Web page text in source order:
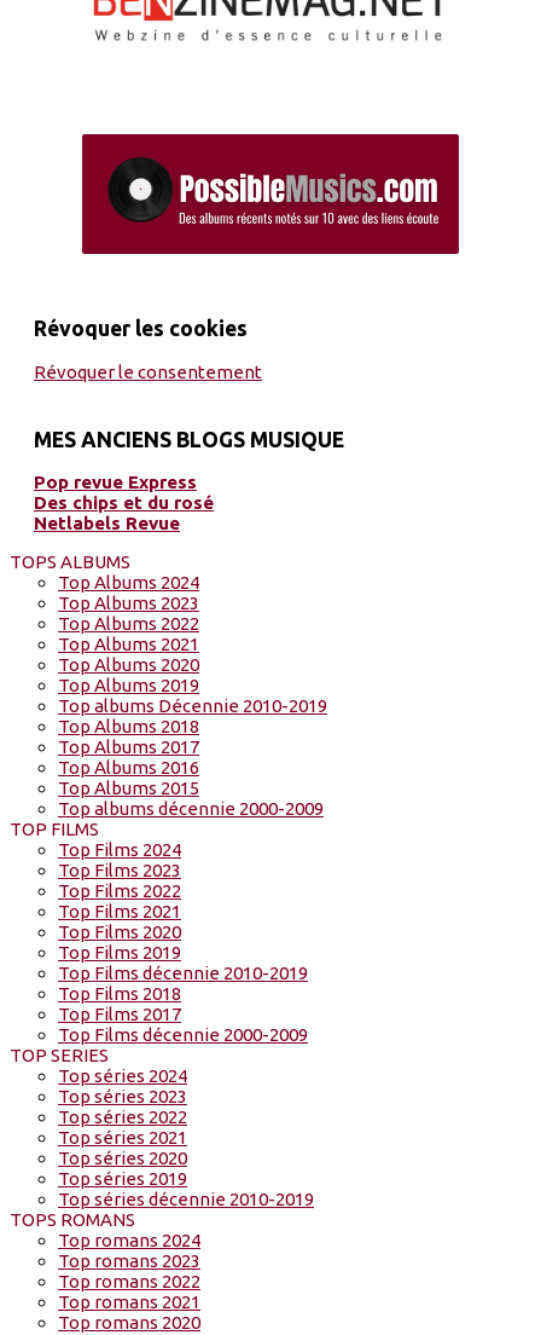
Révoquer les cookies
Révoquer le consentement
MES ANCIENS BLOGS MUSIQUE
Pop revue Express
Des chips et du rosé
Netlabels Revue
TOPS ALBUMS
Top Albums 2024
Top Albums 2023
Top Albums 2022
Top Albums 2021
Top Albums 2020
Top Albums 2019
Top albums Décennie 2010-2019
Top Albums 2018
Top Albums 2017
Top Albums 2016
Top Albums 2015
Top albums décennie 2000-2009
TOP FILMS
Top Films 2024
Top Films 2023
Top Films 2022
Top Films 2021
Top Films 2020
Top Films 2019
Top Films décennie 2010-2019
Top Films 2018
Top Films 2017
Top Films décennie 2000-2009
TOP SERIES
Top séries 2024
Top séries 2023
Top séries 2022
Top séries 2021
Top séries 2020
Top séries 2019
Top séries décennie 2010-2019
TOPS ROMANS
Top romans 2024
Top romans 2023
Top romans 2022
Top romans 2021
Top romans 2020